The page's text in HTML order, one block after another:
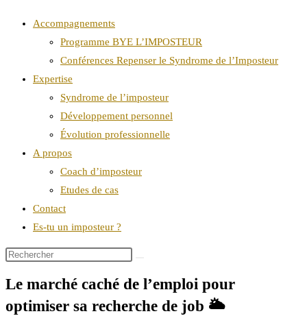
Accompagnements
Programme BYE L’IMPOSTEUR
Conférences Repenser le Syndrome de l’Imposteur
Expertise
Syndrome de l’imposteur
Développement personnel
Évolution professionnelle
A propos
Coach d’imposteur
Etudes de cas
Contact
Es-tu un imposteur ?
Le marché caché de l’emploi pour
optimiser sa recherche de job 🌥️